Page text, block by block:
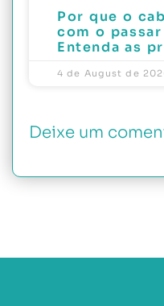
Por que o
com o
Entenda as
4 de August de
Deixe um